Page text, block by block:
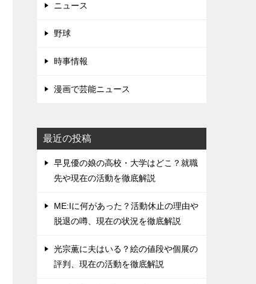
ニュース
野球
時事情報
漫画で芸能ニュース
最近の投稿
早見優の娘の高校・大学はどこ？就職
先や現在の活動を徹底解説
ME:Iに何があった？活動休止の理由や
脱退の噂、現在の状況を徹底解説
光宗薫に夫はいる？絵の値段や個展の
評判、現在の活動を徹底解説